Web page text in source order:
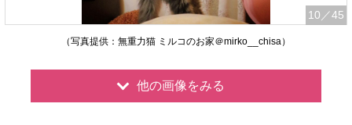
10 ／45
（写真提供：無重力猫 ミルコのお家＠mirko__chisa）
他の画像をみる